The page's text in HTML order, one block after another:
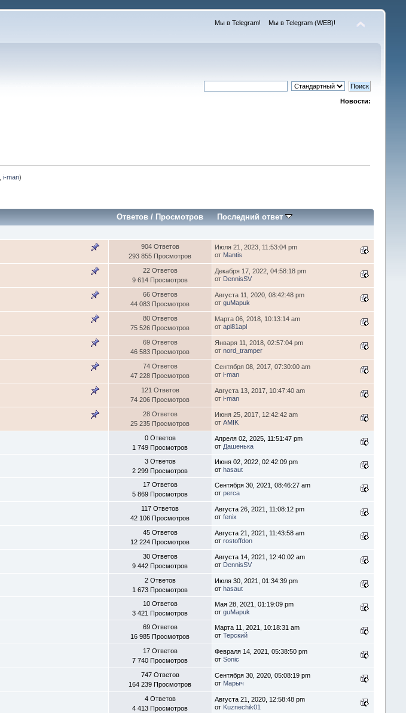
Мы в Telegram! Мы в Telegram (WEB)!
Новости:
i-man)
Ответов/ Просмотров Последний ответ
904 Ответов
293 855 Просмотров
Июля 21, 2023, 11:53:04 pm
от Mantis
22 Ответов
9 614 Просмотров
Декабря 17, 2022, 04:58:18 pm
от DennisSV
66 Ответов
44 083 Просмотров
Августа 11, 2020, 08:42:48 pm
от guMapuk
80 Ответов
75 526 Просмотров
Марта 06, 2018, 10:13:14 am
от apl81apl
69 Ответов
46 583 Просмотров
Января 11, 2018, 02:57:04 pm
от nord_tramper
74 Ответов
47 228 Просмотров
Сентября 08, 2017, 07:30:00 am
от i-man
121 Ответов
74 206 Просмотров
Августа 13, 2017, 10:47:40 am
от i-man
28 Ответов
25 235 Просмотров
Июня 25, 2017, 12:42:42 am
от AMIK
0 Ответов
1 749 Просмотров
Апреля 02, 2025, 11:51:47 pm
от Дашенька
3 Ответов
2 299 Просмотров
Июня 02, 2022, 02:42:09 pm
от hasaut
17 Ответов
5 869 Просмотров
Сентября 30, 2021, 08:46:27 am
от perca
117 Ответов
42 106 Просмотров
Августа 26, 2021, 11:08:12 pm
от fenix
45 Ответов
12 224 Просмотров
Августа 21, 2021, 11:43:58 am
от rostoffdon
30 Ответов
9 442 Просмотров
Августа 14, 2021, 12:40:02 am
от DennisSV
2 Ответов
1 673 Просмотров
Июля 30, 2021, 01:34:39 pm
от hasaut
10 Ответов
3 421 Просмотров
Мая 28, 2021, 01:19:09 pm
от guMapuk
69 Ответов
16 985 Просмотров
Марта 11, 2021, 10:18:31 am
от Терский
17 Ответов
7 740 Просмотров
Февраля 14, 2021, 05:38:50 pm
от Sonic
747 Ответов
164 239 Просмотров
Сентября 30, 2020, 05:08:19 pm
от Марыч
4 Ответов
4 413 Просмотров
Августа 21, 2020, 12:58:48 pm
от Kuznechik01